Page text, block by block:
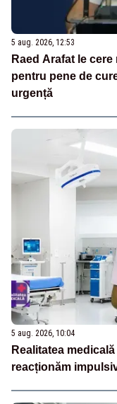
5 aug. 2026, 12:53
Raed Arafat le
pentru pene de
urgență
5 aug. 2026, 10:04
Realitatea
reacționăm